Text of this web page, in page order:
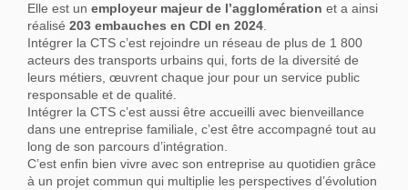
Elle est un employeur majeur de l’agglomération et a ainsi
réalisé 203 embauches en CDI en 2024
Intégrer la CTS c’est rejoindre un réseau de plus de 1 800
acteurs des transports urbains qui, forts de la diversité de
leurs métiers, œuvrent chaque jour pour un service public
responsable et de qualité.
Intégrer la CTS c’est aussi être accueilli avec bienveillance
dans une entreprise familiale, c’est être accompagné tout au
long de son parcours d’intégration.
C’est enfin bien vivre avec son entreprise au quotidien grâce
à un projet commun qui multiplie les perspectives d’évolution